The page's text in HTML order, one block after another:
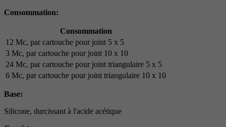
Consommation:
Consommation
12 Mc, par cartouche pour joint 5 x 5
3 Mc, par cartouche pour joint 10 x 10
24 Mc, par cartouche pour joint triangulaire 5 x 5
6 Mc, par cartouche pour joint triangulaire 10 x 10
Base:
Silicone, durcissant à l'acide acétique